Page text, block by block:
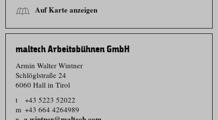
Auf Karte anzeigen
maltech Arbeitsbühnen GmbH
Armin Walter Wintner
Schlöglstraße 24
6060 Hall in Tirol
t
+43 5223 52022
m +43 664 4264989